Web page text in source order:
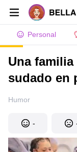
Personal
Una
sudado en
Humor
-